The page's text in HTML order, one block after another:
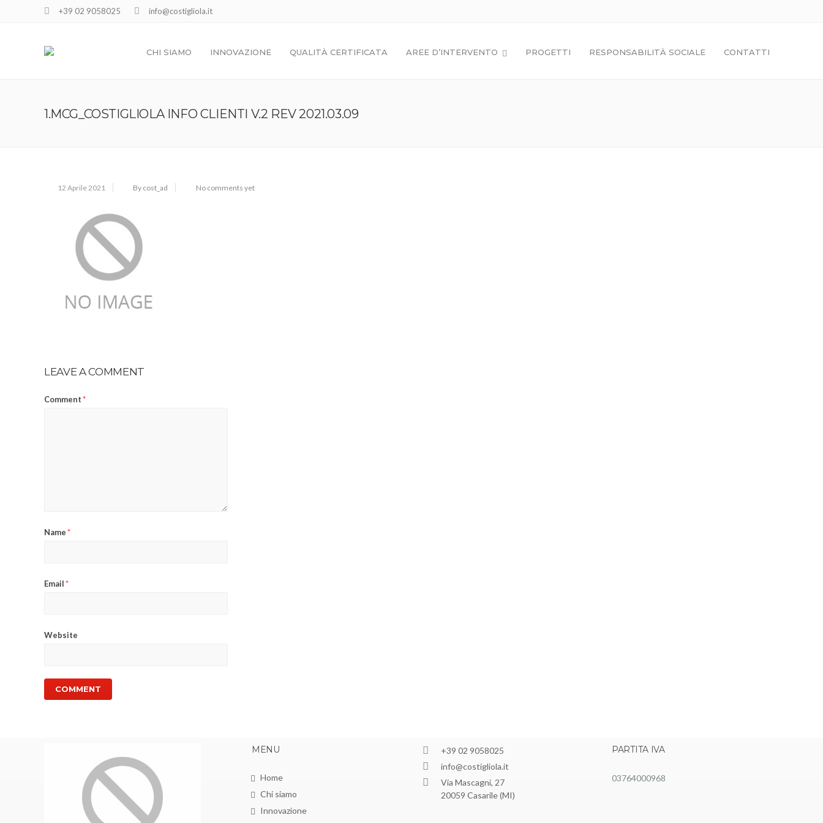
info@costigliola.it
+39 02 9058025
CHI SIAMO INNOVAZIONE QUALITÀ CERTIFICATA AREE D’INTERVENTO PROGETTI RESPONSABILITÀ SOCIALE CONTATTI
1.MCG_COSTIGLIOLA INFO CLIENTI V.2 REV 2021.03.09
12 Aprile 2021 By cost_ad No comments yet
LEAVE A COMMENT
Comment*
Name*
Email*
Website
MENU
Home
Chi siamo
Innovazione
+39 02 9058025
info@costigliola.it
Via Mascagni, 27
20059 Casarile (MI)
PARTITA IVA
03764000968